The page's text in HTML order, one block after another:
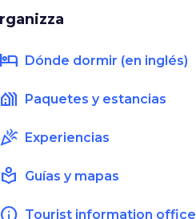
hotel Dónde dormir (en inglés)
holiday_village Paquetes y estancias
celebration Experiencias
local_library Guías y mapas
Tourist information office